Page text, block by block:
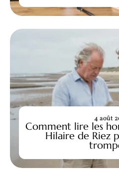
Comment lire les
Hilaire de Riez
4 août